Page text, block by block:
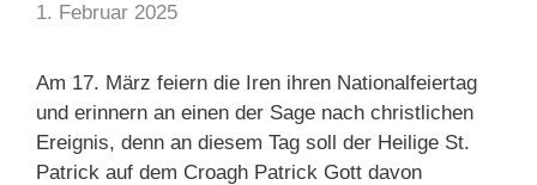
1. Februar 2025
Am 17. März feiern die Iren ihren Nationalfeiertag
und erinnern an einen der Sage nach christlichen
Ereignis, denn an diesem Tag soll der Heilige St.
Patrick auf dem Croagh Patrick Gott davon